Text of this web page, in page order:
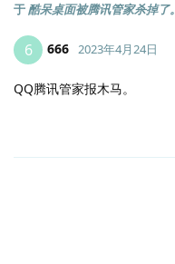
于酷呆桌面被腾讯管家杀掉了。
6 666 2023年4月24日
QQ腾讯管家报木马。